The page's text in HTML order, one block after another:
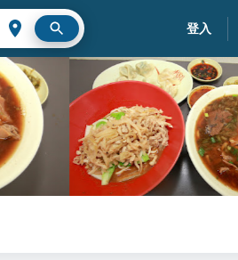
登入